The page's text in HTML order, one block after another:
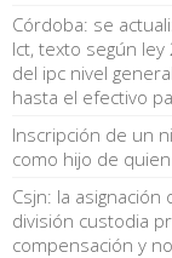
Córdoba: se
lct, texto según
del ipc nivel
hasta el efectivo
Inscripción de un
como hijo de
Csjn: la
división custodia
compensación y